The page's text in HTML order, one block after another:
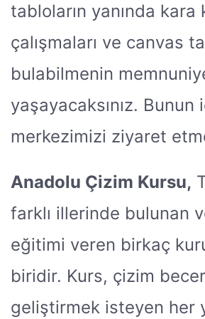
tabloların yanında kara
çalışmaları ve canvas
bulabilmenin
yaşayacaksınız. Bunun
merkezimizi ziyaret
Anadolu Çizim Kursu,
farklı illerinde bulunan
eğitimi veren birkaç
biridir. Kurs, çizim
geliştirmek isteyen her